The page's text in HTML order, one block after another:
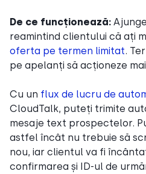
De ce funcționează:
reamintind clientului că ați
oferta pe termen limitat.
pe apelanți să acționeze
Cu un flux de lucru de
CloudTalk, puteți trimite
mesaje text prospectelor.
astfel încât nu trebuie să
nou, iar clientul va fi
confirmarea și ID-ul de